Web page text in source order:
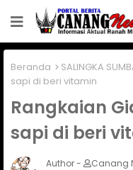
Beranda SALINGKA
sapi di beri vitamin
Rangkaian
sapi di beri
Author -
Canang